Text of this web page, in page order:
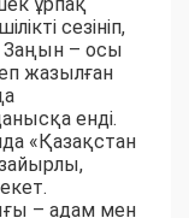
сезініп,
Заңын – осы
жазылған
енді.
«Қазақстан
– адам мен